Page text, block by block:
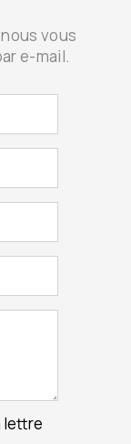
vous
e-mail.
lettre